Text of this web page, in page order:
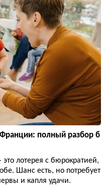
Франции: полный разбор б
лотерея с бюрократией,
Шанс есть, но потребует
и капля удачи.